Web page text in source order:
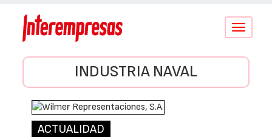
Conmutar
INDUSTRIA NAVAL
ACTUALIDAD